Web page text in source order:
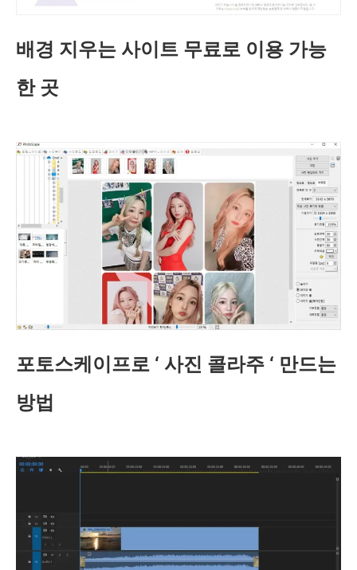
배경 지우는 사이트 무료로 이용 가능
한 곳
포토스케이프로 ‘ 사진 콜라주 ‘ 만드는
방법